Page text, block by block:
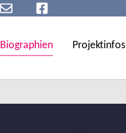
Biographien Projektinfos